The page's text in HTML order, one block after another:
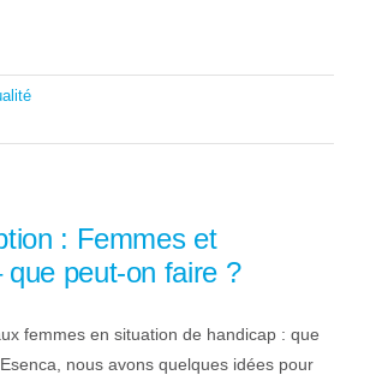
: Femmes et
que peut-on faire ?
femmes en situation de handicap : que
nous avons quelques idées pour